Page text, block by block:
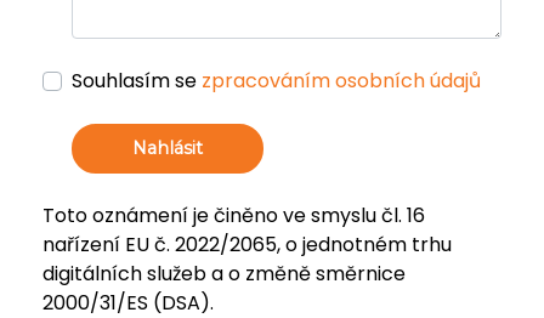
Souhlasím se zpracováním osobních údajů
Nahlásit
Toto oznámení je činěno ve smyslu čl. 16
nařízení EU č. 2022/2065, o jednotném trhu
digitálních služeb a o změně směrnice
2000/31/ES (DSA).